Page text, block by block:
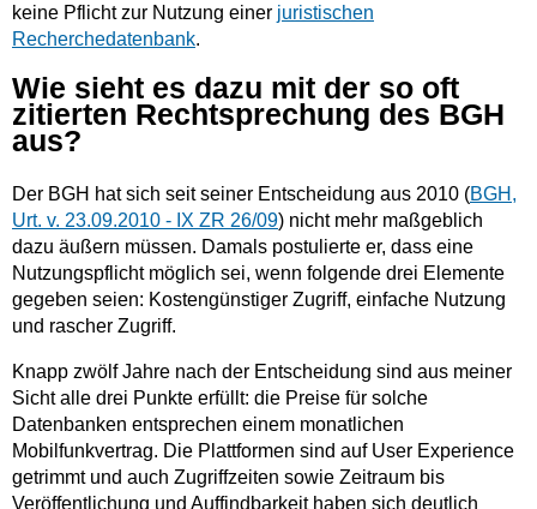
keine Pflicht zur Nutzung einer juristischen
Recherchedatenbank.
Wie sieht es dazu mit der so oft
zitierten Rechtsprechung des BGH
aus?
Der BGH hat sich seit seiner Entscheidung aus 2010 (BGH,
Urt. v. 23.09.2010 - IX ZR 26/09) nicht mehr maßgeblich
dazu äußern müssen. Damals postulierte er, dass eine
Nutzungspflicht möglich sei, wenn folgende drei Elemente
gegeben seien: Kostengünstiger Zugriff, einfache Nutzung
und rascher Zugriff.
Knapp zwölf Jahre nach der Entscheidung sind aus meiner
Sicht alle drei Punkte erfüllt: die Preise für solche
Datenbanken entsprechen einem monatlichen
Mobilfunkvertrag. Die Plattformen sind auf User Experience
getrimmt und auch Zugriffzeiten sowie Zeitraum bis
Veröffentlichung und Auffindbarkeit haben sich deutlich